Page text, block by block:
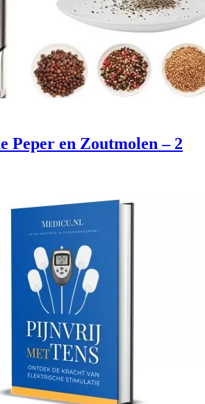
Peper en Zoutmolen – 2